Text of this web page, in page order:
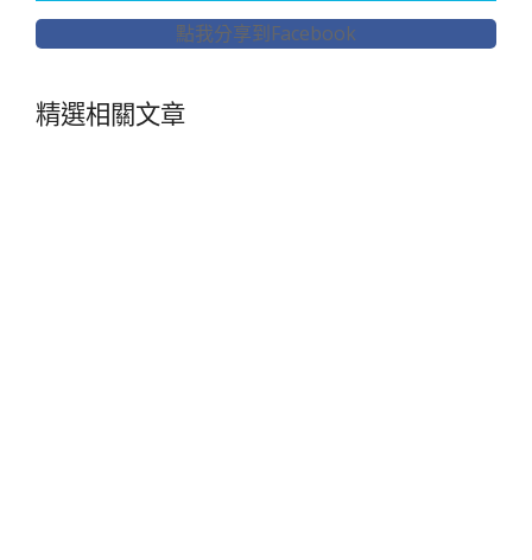
點我分享到Facebook
精選相關文章